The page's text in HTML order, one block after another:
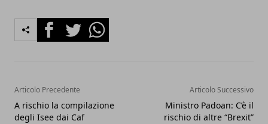
FacebookTwitterWhatsapp
Articolo Precedente
A rischio la compilazione
degli Isee dai Caf
Articolo Successivo
Ministro Padoan: C’è il
rischio di altre “Brexit”